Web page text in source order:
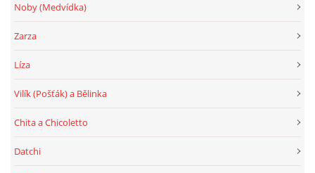
Noby (Medvídka)
Zarza
Líza
Vilík (Pošťák) a Bělinka
Chita a Chicoletto
Datchi